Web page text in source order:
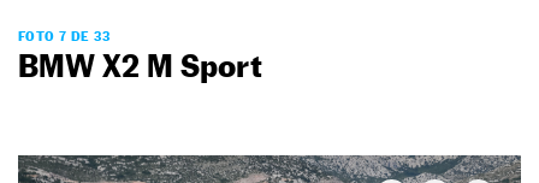
FOTO 7 DE 33
BMW X2 M Sport